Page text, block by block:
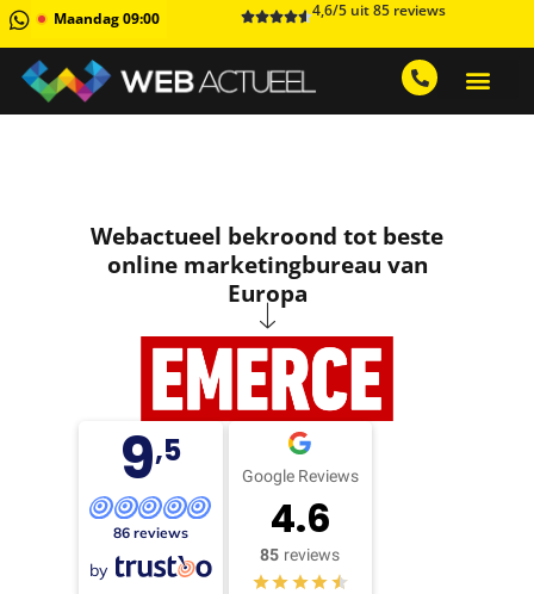
Maandag 09:00 4,6/5 uit 85 reviews
Webactueel bekroond tot beste
online marketingbureau van
Europa
9,5
86 reviews
by
Google Reviews
4.6
85 reviews